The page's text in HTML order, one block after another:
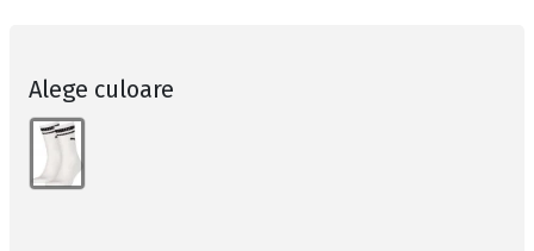
Alege culoare